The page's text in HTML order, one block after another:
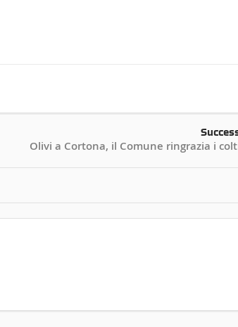
Olivi a Cortona, il Comune ringrazia i